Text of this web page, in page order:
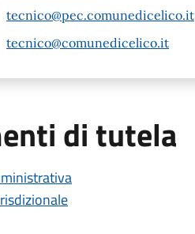
tecnico@pec.comunedicelico.it
tecnico@comunedicelico.it
di tutela